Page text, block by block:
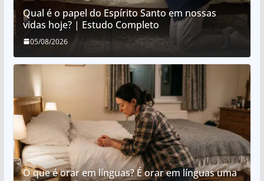
Qual é o papel do Espírito Santo em nossas
vidas hoje? | Estudo Completo
05/08/2026
O que é orar em línguas? É orar em línguas uma